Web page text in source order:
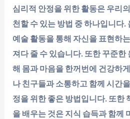
심리적 안정을 위한 활동은 우리
천할 수 있는 방법 중 하나입니다.
예술 활동을 통해 자신을 표현하
져다 줄 수 있습니다. 또한 꾸준한
해 몸과 마음을 한꺼번에 건강하
나 친구들과 소통하고 함께 시간
정을 위한 좋은 방법입니다. 또한
을 배우는 것은 지식 습득과 함께